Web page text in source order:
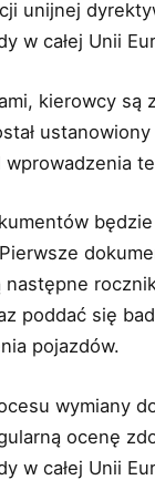
unijnej
w całej Unii
kierowcy są
wprowadzenia
poddać się
pojazdów.
wymiany
ocenę
w całej Unii